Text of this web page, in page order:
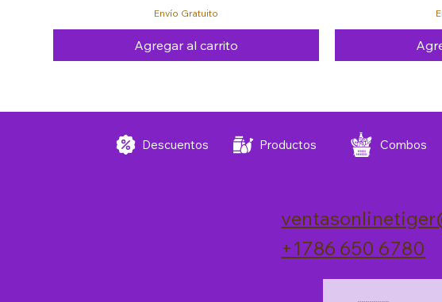
Envío Gratuito
Agregar al carrito
Descuentos Productos Combos
+1786 650 6780